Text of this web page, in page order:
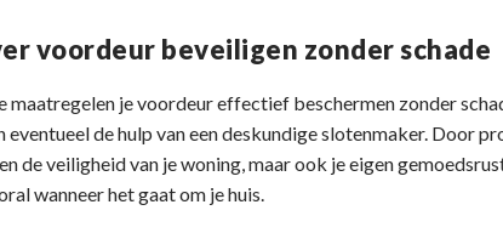
voordeur beveiligen zonder schade
maatregelen je voordeur effectief beschermen zonder
eventueel de hulp van een deskundige slotenmaker. Door
de veiligheid van je woning, maar ook je eigen
wanneer het gaat om je huis.